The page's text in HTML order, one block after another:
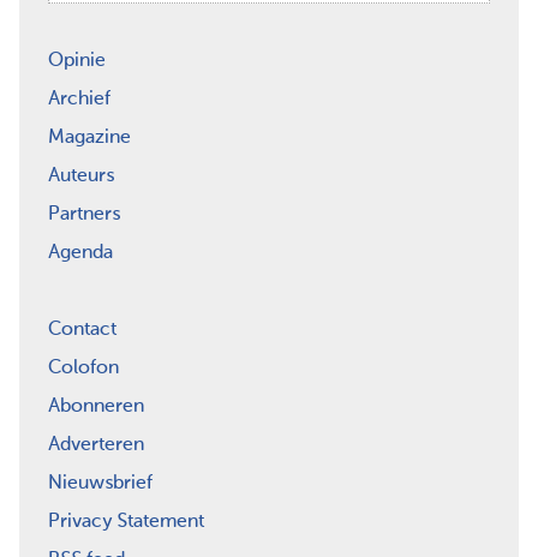
Opinie
Archief
Magazine
Auteurs
Partners
Agenda
Contact
Colofon
Abonneren
Adverteren
Nieuwsbrief
Privacy Statement